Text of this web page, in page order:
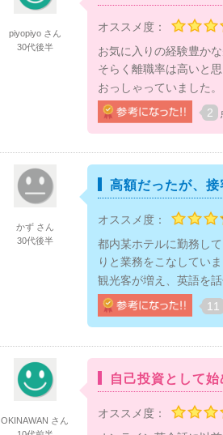
piyopiyo さん
30代後半
オススメ度：
お気に入りの経験豊か
そらく離職率は高いと
おっしゃっていました
2
かず さん
30代後半
高額だったが、
オススメ度：
都内某ホテルに勤務し
りと業務をこなしてい
観光客が増え、英語を
11
OKINAWAN さん
自己投資として
オススメ度：